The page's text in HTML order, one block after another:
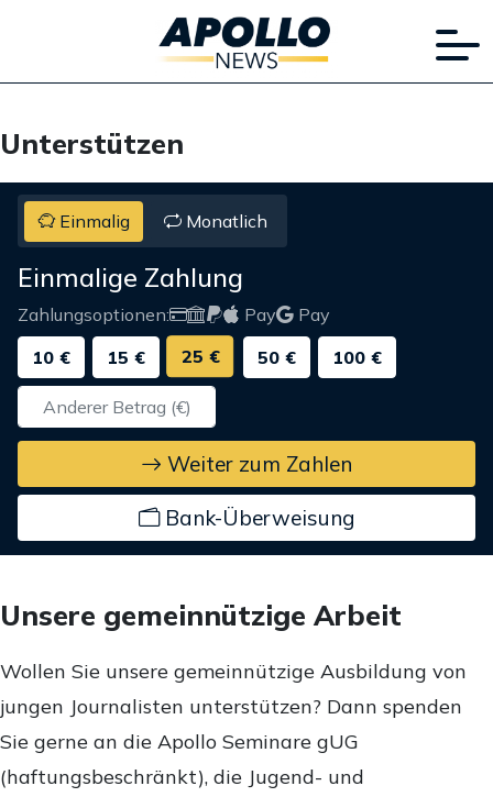
Unterstützen
Einmalig Monatlich
Einmalige Zahlung
Zahlungsoptionen: Pay
Pay
10 €
15 € 25 € 50 € 100 €
Weiter zum Zahlen
Bank-Überweisung
Unsere gemeinnützige Arbeit
Wollen Sie unsere gemeinnützige Ausbildung von
jungen Journalisten unterstützen? Dann spenden
Sie gerne an die Apollo Seminare gUG
(haftungsbeschränkt), die Jugend- und